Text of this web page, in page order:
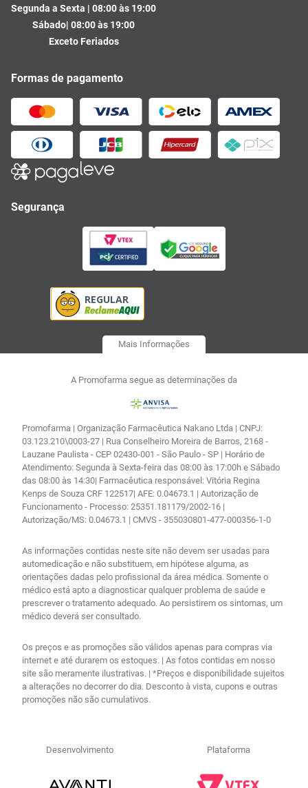
Segunda a Sexta | 08:00 às 19:00
Sábado| 08:00 às 19:00
Exceto Feriados
Formas de pagamento
Segurança
Mais Informações
A Promofarma segue as determinações da
Promofarma | Organização Farmacêutica Nakano Ltda | CNPJ:
03.123.210\0003-27 | Rua Conselheiro Moreira de Barros, 2168 -
Lauzane Paulista - CEP 02430-001 - São Paulo - SP | Horário de
Atendimento: Segunda à Sexta-feira das 08:00 às 17:00h e Sábado
das 08:00 às 14:30| Farmacêutica responsável: Vitória Regina
Kenps de Souza CRF 122517| AFE: 0.04673.1 | Autorização de
Funcionamento - Processo: 25351.181179/2002-16 |
Autorização/MS: 0.04673.1 | CMVS - 355030801-477-000356-1-0
As informações contidas neste site não devem ser usadas para
automedicação e não substituem, em hipótese alguma, as
orientações dadas pelo profissional da área médica. Somente o
médico está apto a diagnosticar qualquer problema de saúde e
prescrever o tratamento adequado. Ao persistirem os sintomas, um
médico deverá ser consultado.
Os preços e as promoções são válidos apenas para compras via
internet e até durarem os estoques. | As fotos contidas em nosso
site são meramente ilustrativas. | *Preços e disponibilidade sujeitos
a alterações no decorrer do dia. Desconto à vista, cupons e outras
promoções não são cumulativos.
Desenvolvimento Plataforma